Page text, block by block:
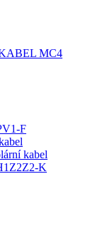
F
kabel
K